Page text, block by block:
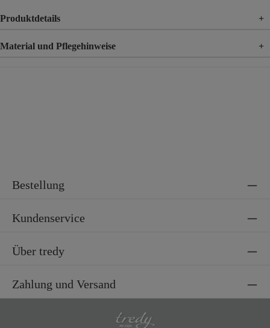
Produktdetails +
Material und Pflegehinweise +
Bestellung
Kundenservice
Über tredy
Zahlung und Versand